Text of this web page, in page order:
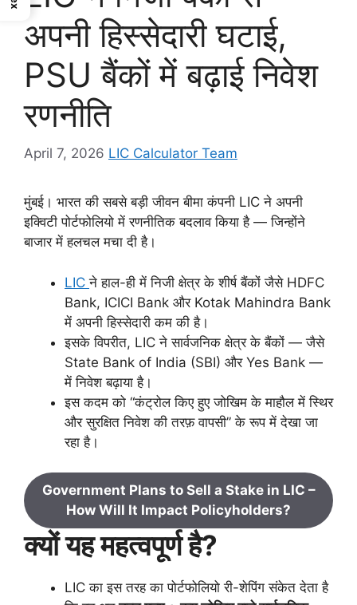
अपनी हिस्सेदारी घटाई,
PSU बैंकों में बढ़ाई निवेश
रणनीति
April 7, 2026 LIC Calculator Team
मुंबई। भारत की सबसे बड़ी जीवन बीमा कंपनी LIC ने अपनी
इक्विटी पोर्टफोलियो में रणनीतिक बदलाव किया है — जिन्होंने
बाजार में हलचल मचा दी है।
LICने हाल-ही में निजी क्षेत्र के शीर्ष बैंकों जैसे HDFC
Bank, ICICI Bank और Kotak Mahindra Bank
में अपनी हिस्सेदारी कम की है।
इसके विपरीत, LIC ने सार्वजनिक क्षेत्र के बैंकों — जैसे
State Bank of India (SBI) और Yes Bank —
में निवेश बढ़ाया है।
इस कदम को “कंट्रोल किए हुए जोखिम के माहौल में स्थिर
और सुरक्षित निवेश की तरफ़ वापसी” के रूप में देखा जा
रहा है।
Government Plans to Sell a Stake in LIC –
How Will It Impact Policyholders?
क्यों यह महत्वपूर्ण है?
LIC का इस तरह का पोर्टफोलियो री-शेपिंग संकेत देता है